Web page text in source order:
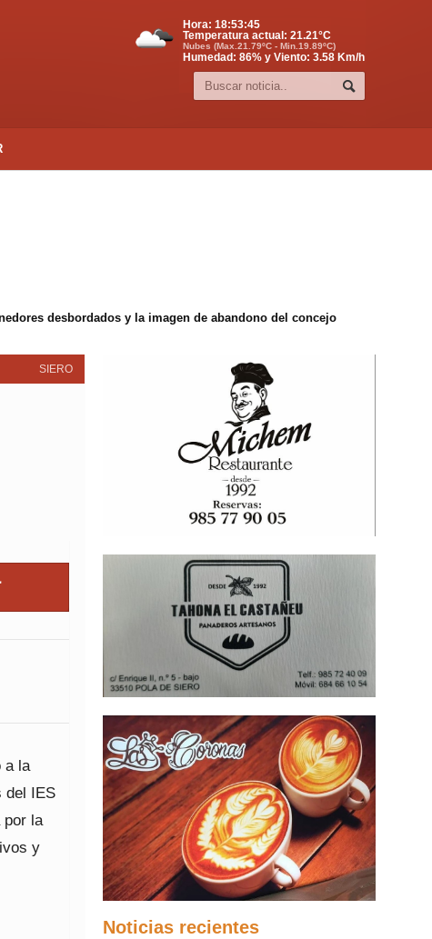
Hora: 18:53:45
Temperatura actual: 21.21°C
Nubes (Max.21.79ºC - Min.19.89ºC)
Humedad: 86% y Viento: 3.58 Km/h
desbordados y la imagen de abandono del concejo
SIERO
a la
del IES
por la
y
Noticias recientes